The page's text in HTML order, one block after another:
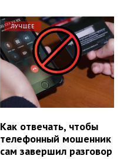
ЛУЧШЕЕ
Как отвечать, чтобы
телефонный мошенник
сам завершил разговор